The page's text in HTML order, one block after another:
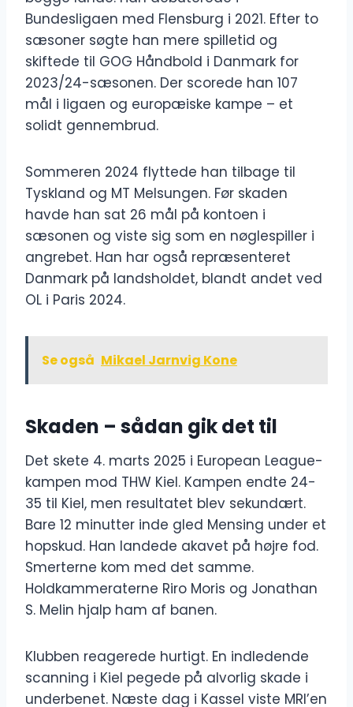
Bundesligaen med Flensburg i 2021. Efter to
sæsoner søgte han mere spilletid og
skiftede til GOG Håndbold i Danmark for
2023/24-sæsonen. Der scorede han 107
mål i ligaen og europæiske kampe – et
solidt gennembrud.
Sommeren 2024 flyttede han tilbage til
Tyskland og MT Melsungen. Før skaden
havde han sat 26 mål på kontoen i
sæsonen og viste sig som en nøglespiller i
angrebet. Han har også repræsenteret
Danmark på landsholdet, blandt andet ved
OL i Paris 2024.
Se også Mikael Jarnvig Kone
Skaden – sådan gik det til
Det skete 4. marts 2025 i European League-
kampen mod THW Kiel. Kampen endte 24-
35 til Kiel, men resultatet blev sekundært.
Bare 12 minutter inde gled Mensing under et
hopskud. Han landede akavet på højre fod.
Smerterne kom med det samme.
Holdkammeraterne Riro Moris og Jonathan
S. Melin hjalp ham af banen.
Klubben reagerede hurtigt. En indledende
scanning i Kiel pegede på alvorlig skade i
underbenet. Næste dag i Kassel viste MRI’en